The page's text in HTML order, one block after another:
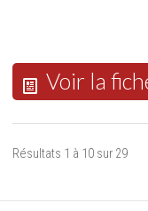
Voir la
Résultats 1 à 10 sur 29